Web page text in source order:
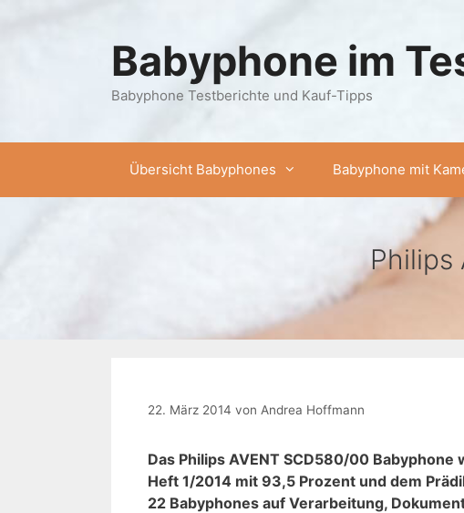
Babyphone im
Babyphone Testberichte und Kauf-Tipps
Übersicht Babyphones Babyphone mit
Philips
22. März 2014 von Andrea Hoffmann
Das Philips AVENT SCD580/00
Heft 1/2014 mit 93,5 Prozent und dem
22 Babyphones auf Verarbeitung,